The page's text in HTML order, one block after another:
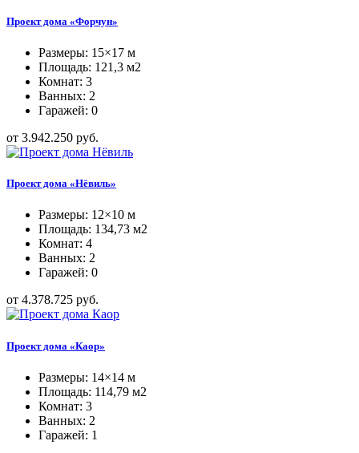
Проект дома «Форчун»
Размеры: 15×17 м
Площадь: 121,3 м2
Комнат: 3
Ванных: 2
Гаражей: 0
от 3.942.250 руб.
Проект дома «Нёвиль»
Размеры: 12×10 м
Площадь: 134,73 м2
Комнат: 4
Ванных: 2
Гаражей: 0
от 4.378.725 руб.
Проект дома «Каор»
Размеры: 14×14 м
Площадь: 114,79 м2
Комнат: 3
Ванных: 2
Гаражей: 1